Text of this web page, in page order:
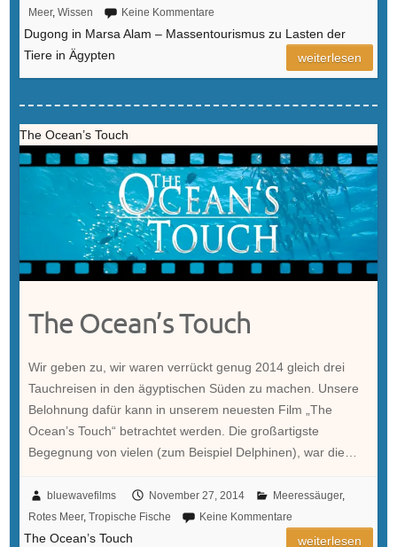
Meer, Wissen Keine Kommentare
Dugong in Marsa Alam – Massentourismus zu Lasten der
Tiere in Ägypten
weiterlesen
The Ocean’s Touch
The Ocean’s Touch
Wir geben zu, wir waren verrückt genug 2014 gleich drei
Tauchreisen in den ägyptischen Süden zu machen. Unsere
Belohnung dafür kann in unserem neuesten Film „The
Ocean’s Touch“ betrachtet werden. Die großartigste
Begegnung von vielen (zum Beispiel Delphinen), war die…
bluewavefilms November 27, 2014 Meeressäuger,
Rotes Meer, Tropische Fische Keine Kommentare
The Ocean’s Touch weiterlesen